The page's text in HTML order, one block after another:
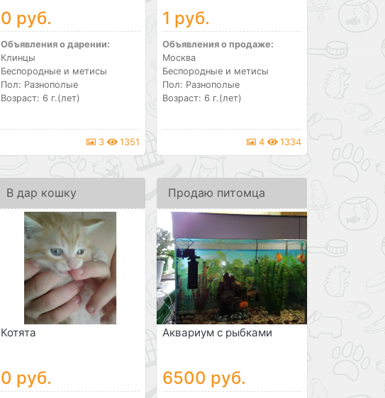
0 руб.
Объявления о дарении:
Клинцы
Беспородные и метисы
Пол: Разнополые
Возраст: 6 г.(лет)
3 1351
1 руб.
Объявления о продаже:
Москва
Беспородные и метисы
Пол: Разнополые
Возраст: 6 г.(лет)
4 1334
В дар кошку
Котята
0 руб.
Продаю питомца
Аквариум с рыбками
6500 руб.